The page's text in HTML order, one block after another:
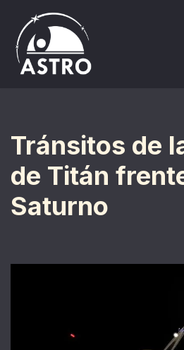
Saltar
al
contenido
Tránsitos de
de Titán
Saturno